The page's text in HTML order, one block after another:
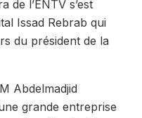
de l’ENTV s’est
Issad Rebrab qui
du président de la
Abdelmadjid
grande entreprise